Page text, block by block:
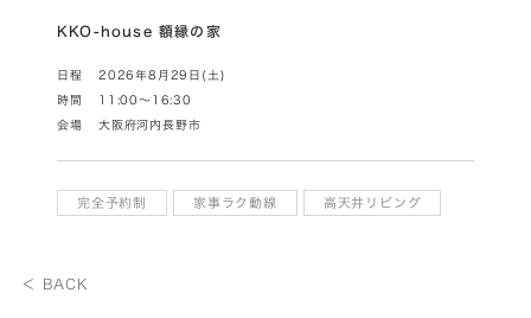
KKO-house 額縁の家
日程 2026年8月29日(土)
時間 11:00～16:30
会場 大阪府河内長野市
完全予約制 家事ラク動線 高天井リビング
＜ BACK